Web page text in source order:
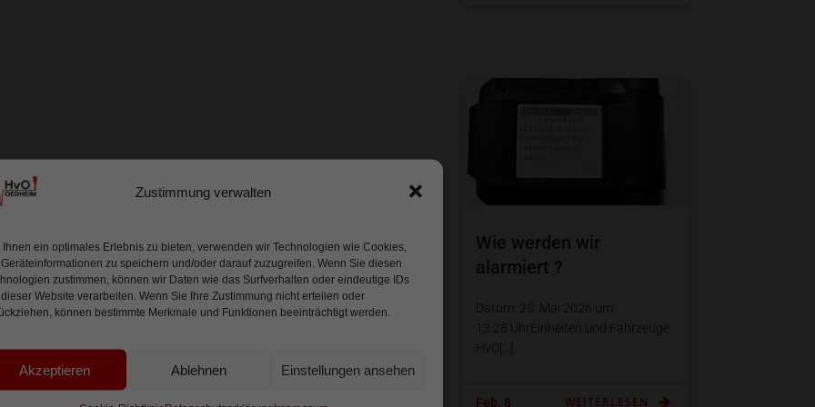
Zustimmung verwalten
Ihnen ein optimales Erlebnis zu bieten, verwenden wir Technologien wie Cookies,
Geräteinformationen zu speichern und/oder darauf zuzugreifen. Wenn Sie diesen
zustimmen, können wir Daten wie das Surfverhalten oder eindeutige IDs
Website verarbeiten. Wenn Sie Ihre Zustimmung nicht erteilen oder
können bestimmte Merkmale und Funktionen beeinträchtigt werden.
Akzeptieren Ablehnen Einstellungen ansehen
Wie werden wir
alarmiert ?
Datum: 25. Mai 2026 um
13:28 UhrEinheiten und Fahrzeuge:
HvO[…]
Feb. 8 WEITERLESEN